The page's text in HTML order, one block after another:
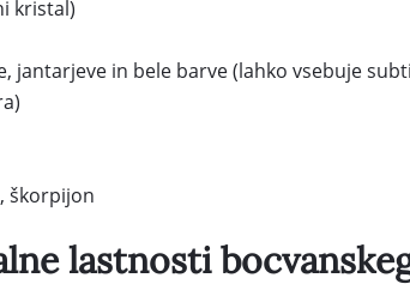
kristal)
jantarjeve in bele barve (lahko vsebuje
škorpijon
lastnosti